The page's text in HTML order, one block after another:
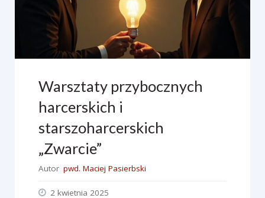
Warsztaty przybocznych
harcerskich i
starszoharcerskich
„Zwarcie”
Autor pwd. Maciej Pasierbski
2 kwietnia 2025